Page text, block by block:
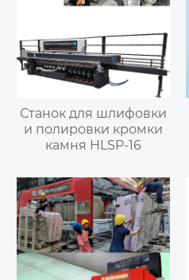
Станок для шлифовки
и полировки кромки
камня HLSP-16